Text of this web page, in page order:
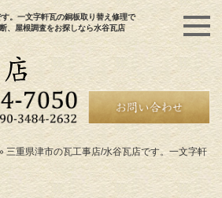
。一文字軒瓦の銅板取り替え修理で
、屋根調査をお探しなら水谷瓦店
三重県津市の瓦工事店/水谷瓦店です。一文字軒